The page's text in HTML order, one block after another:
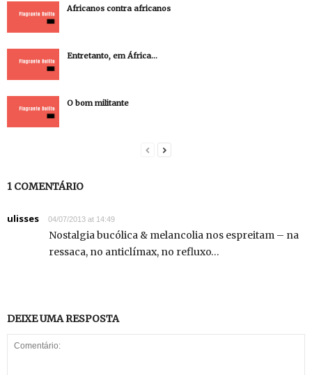
Africanos contra africanos
Entretanto, em África…
O bom militante
1 COMENTÁRIO
ulisses 04/07/2013 at 14:49
Nostalgia bucólica & melancolia nos espreitam – na
ressaca, no anticlímax, no refluxo…
DEIXE UMA RESPOSTA